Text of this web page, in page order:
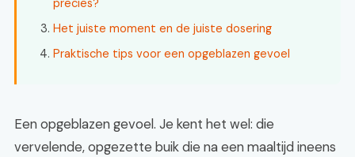
precies?
Het juiste moment en de juiste dosering
Praktische tips voor een opgeblazen gevoel
Een opgeblazen gevoel. Je kent het wel: die
vervelende, opgezette buik die na een maaltijd ineens